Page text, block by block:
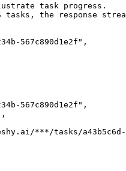
task progress.
tasks, the
567c890d1e2f" ,
567c890d1e2f" ,
,
***/tasks/a43b5c6d-